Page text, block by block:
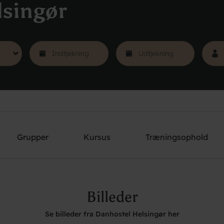
Grupper Kursus Træningsophold
Billeder
Se billeder fra Danhostel Helsingør her